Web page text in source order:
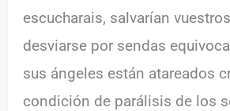
escucharais, salvarían
desviarse por sendas
sus ángeles están atareados
condición de parálisis de los